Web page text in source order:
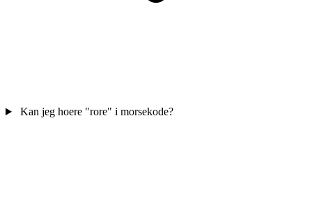
Kan jeg hoere "rore" i morsekode?